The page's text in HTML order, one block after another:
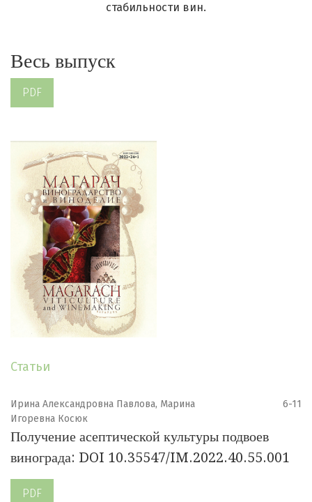
стабильности вин.
Весь выпуск
PDF
Статьи
Ирина Александровна Павлова, Марина
Игоревна Косюк
6-11
Получение асептической культуры подвоев
винограда: DOI 10.35547/IM.2022.40.55.001
PDF